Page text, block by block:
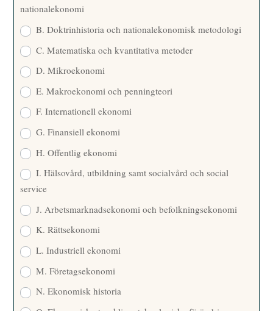
nationalekonomi
B. Doktrinhistoria och nationalekonomisk metodologi
C. Matematiska och kvantitativa metoder
D. Mikroekonomi
E. Makroekonomi och penningteori
F. Internationell ekonomi
G. Finansiell ekonomi
H. Offentlig ekonomi
I. Hälsovård, utbildning samt socialvård och social
service
J. Arbetsmarknadsekonomi och befolkningsekonomi
K. Rättsekonomi
L. Industriell ekonomi
M. Företagsekonomi
N. Ekonomisk historia